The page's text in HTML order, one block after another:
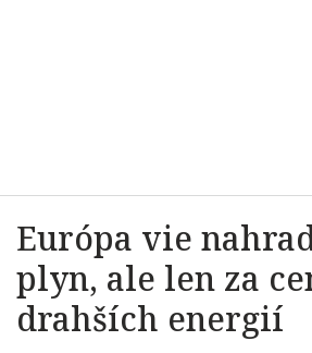
Európa vie
plyn, ale len za
drahších energií